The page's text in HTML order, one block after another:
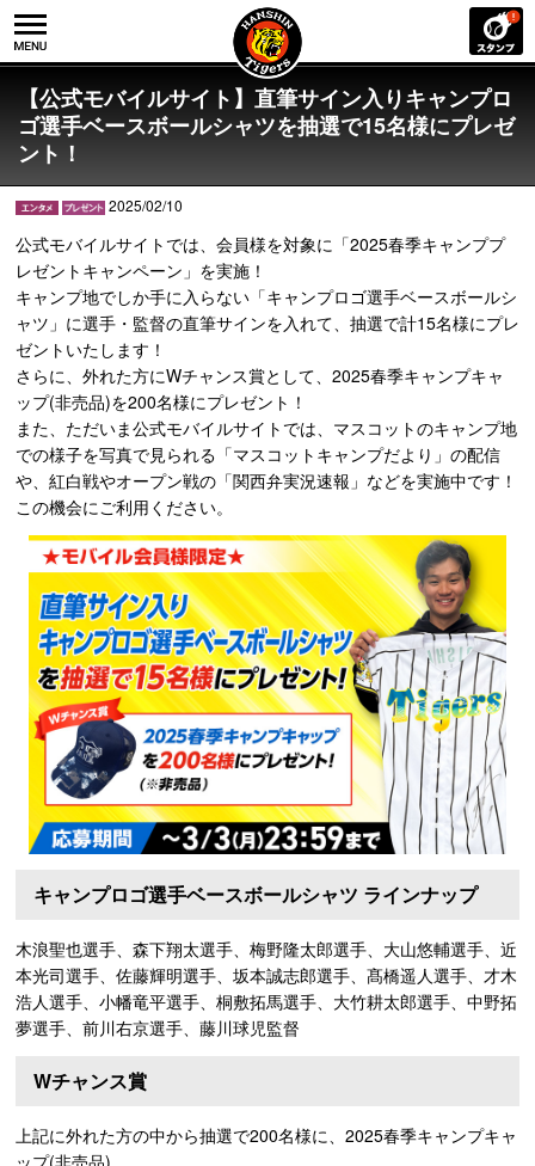
【公式モバイルサイト】直筆サイン入りキャンプロ
ゴ選手ベースボールシャツを抽選で15名様にプレゼ
ント！
2025/02/10
公式モバイルサイトでは、会員様を対象に「2025春季キャンププ
レゼントキャンペーン」を実施！
キャンプ地でしか手に入らない「キャンプロゴ選手ベースボールシ
ャツ」に選手・監督の直筆サインを入れて、抽選で計15名様にプレ
ゼントいたします！
さらに、外れた方にWチャンス賞として、2025春季キャンプキャ
ップ(非売品)を200名様にプレゼント！
また、ただいま公式モバイルサイトでは、マスコットのキャンプ地
での様子を写真で見られる「マスコットキャンプだより」の配信
や、紅白戦やオープン戦の「関西弁実況速報」などを実施中です！
この機会にご利用ください。
キャンプロゴ選手ベースボールシャツ ラインナップ
木浪聖也選手、森下翔太選手、梅野隆太郎選手、大山悠輔選手、近
本光司選手、佐藤輝明選手、坂本誠志郎選手、髙橋遥人選手、才木
浩人選手、小幡竜平選手、桐敷拓馬選手、大竹耕太郎選手、中野拓
夢選手、前川右京選手、藤川球児監督
Wチャンス賞
上記に外れた方の中から抽選で200名様に、2025春季キャンプキャ